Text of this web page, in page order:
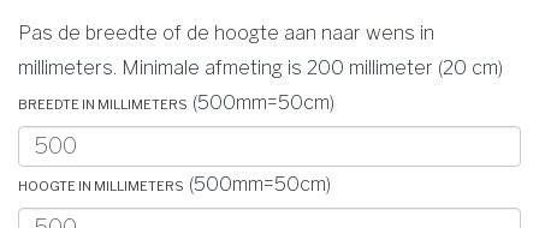
Pas de breedte of de hoogte aan naar wens in
millimeters. Minimale afmeting is 200 millimeter (20 cm)
Breedte in millimeters (500mm=50cm)
Hoogte in millimeters (500mm=50cm)